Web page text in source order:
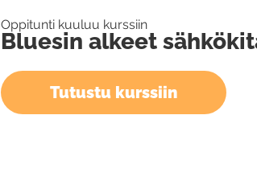
Oppitunti kuuluu kurssiin
Bluesin alkeet
Tutustu kurssiin